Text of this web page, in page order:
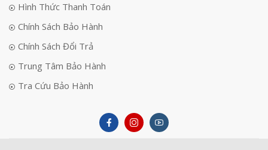
Hình Thức Thanh Toán
Chính Sách Bảo Hành
Chính Sách Đổi Trả
Trung Tâm Bảo Hành
Tra Cứu Bảo Hành